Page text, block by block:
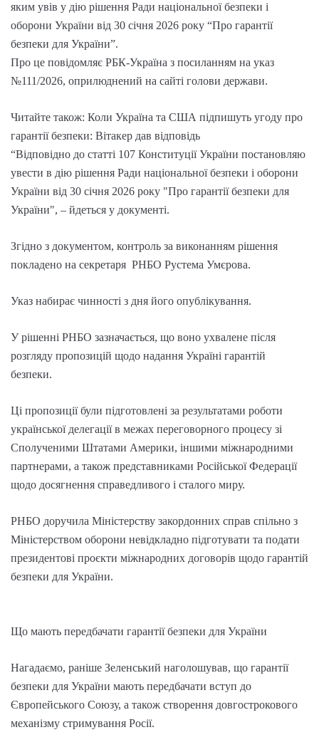
яким увів у дію рішення Ради національної безпеки і
оборони України від 30 січня 2026 року “Про гарантії
безпеки для України”.
Про це повідомляє РБК-Україна з посиланням на указ
№111/2026, оприлюднений на сайті голови держави.
Читайте також: Коли Україна та США підпишуть угоду про
гарантії безпеки: Вітакер дав відповідь
“Відповідно до статті 107 Конституції України постановляю
увести в дію рішення Ради національної безпеки і оборони
України від 30 січня 2026 року "Про гарантії безпеки для
України", – йдеться у документі.
Згідно з документом, контроль за виконанням рішення
покладено на секретаря РНБО Рустема Умєрова.
Указ набирає чинності з дня його опублікування.
У рішенні РНБО зазначається, що воно ухвалене після
розгляду пропозицій щодо надання Україні гарантій
безпеки.
Ці пропозиції були підготовлені за результатами роботи
української делегації в межах переговорного процесу зі
Сполученими Штатами Америки, іншими міжнародними
партнерами, а також представниками Російської Федерації
щодо досягнення справедливого і сталого миру.
РНБО доручила Міністерству закордонних справ спільно з
Міністерством оборони невідкладно підготувати та подати
президентові проєкти міжнародних договорів щодо гарантій
безпеки для України.
Що мають передбачати гарантії безпеки для України
Нагадаємо, раніше Зеленський наголошував, що гарантії
безпеки для України мають передбачати вступ до
Європейського Союзу, а також створення довгострокового
механізму стримування Росії.